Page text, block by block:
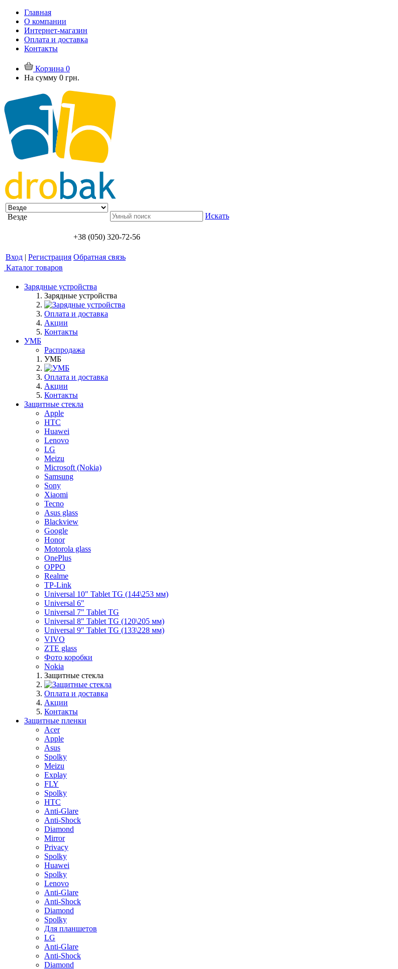
Главная
О компании
Интернет-магазин
Оплата и доставка
Контакты
Корзина 0
На сумму 0 грн.
Везде Искать
+38 (050) 320-72-56
Вход | Регистрация Обратная связь
Каталог товаров
Зарядные устройства
Зарядные устройства
Оплата и доставка
Акции
Контакты
УМБ
Распродажа
УМБ
Оплата и доставка
Акции
Контакты
Защитные стекла
Apple
HTC
Huawei
Lenovo
LG
Meizu
Microsoft (Nokia)
Samsung
Sony
Xiaomi
Tecno
Asus glass
Blackview
Google
Honor
Motorola glass
OnePlus
OPPO
Realme
TP-Link
Universal 10" Tablet TG (144\253 мм)
Universal 6"
Universal 7" Tablet TG
Universal 8" Tablet TG (120\205 мм)
Universal 9" Tablet TG (133\228 мм)
VIVO
ZTE glass
Фото коробки
Nokia
Защитные стекла
Оплата и доставка
Акции
Контакты
Защитные пленки
Acer
Apple
Asus
Spolky
Meizu
Explay
FLY
Spolky
HTC
Anti-Glare
Anti-Shock
Diamond
Mirror
Privacy
Spolky
Huawei
Spolky
Lenovo
Anti-Glare
Anti-Shock
Diamond
Spolky
Для планшетов
LG
Anti-Glare
Anti-Shock
Diamond